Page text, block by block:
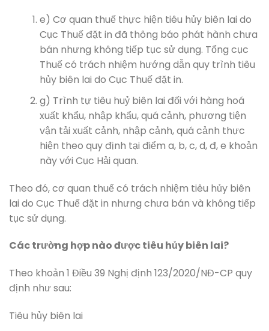
e) Cơ quan thuế thực hiện tiêu hủy biên lai do
Cục Thuế đặt in đã thông báo phát hành chưa
bán nhưng không tiếp tục sử dụng. Tổng cục
Thuế có trách nhiệm hướng dẫn quy trình tiêu
hủy biên lai do Cục Thuế đặt in.
g) Trình tự tiêu huỷ biên lai đối với hàng hoá
xuất khẩu, nhập khẩu, quá cảnh, phương tiện
vận tải xuất cảnh, nhập cảnh, quá cảnh thực
hiện theo quy định tại điểm a, b, c, d, đ, e khoản
này với Cục Hải quan.
Theo đó, cơ quan thuế có trách nhiệm tiêu hủy biên
lai do Cục Thuế đặt in nhưng chưa bán và không tiếp
tục sử dụng.
Các trường hợp nào được tiêu hủy biên lai?
Theo khoản 1 Điều 39 Nghị định 123/2020/NĐ-CP quy
định như sau:
Tiêu hủy biên lai